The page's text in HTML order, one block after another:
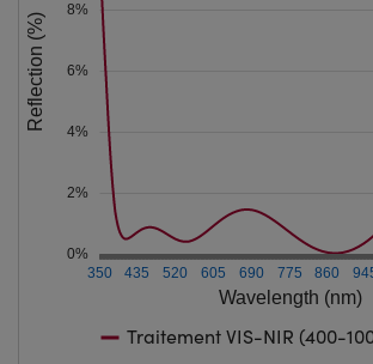
Wavelength (nm)
350 435 520 605 690 775 860
0%
2%
4%
6%
8%
Reflection (%)
Traitement VIS-NIR (400-